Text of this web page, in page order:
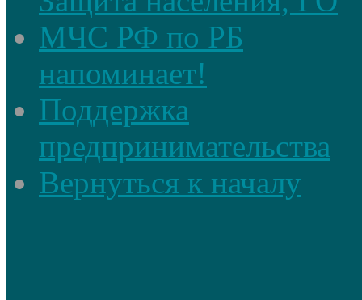
МЧС РФ по РБ
напоминает!
Поддержка
предпринимательства
Вернуться к началу